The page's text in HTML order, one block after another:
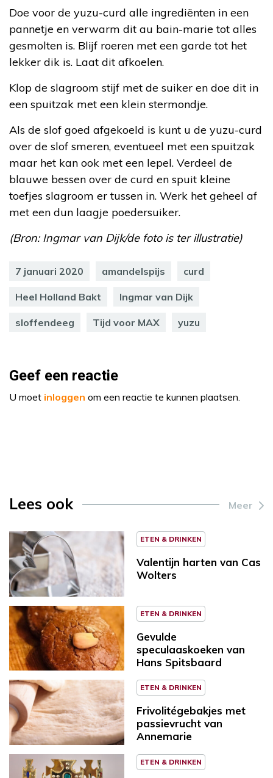
Doe voor de yuzu-curd alle ingrediënten in een
pannetje en verwarm dit au bain-marie tot alles
gesmolten is. Blijf roeren met een garde tot het
lekker dik is. Laat dit afkoelen.
Klop de slagroom stijf met de suiker en doe dit in
een spuitzak met een klein stermondje.
Als de slof goed afgekoeld is kunt u de yuzu-curd
over de slof smeren, eventueel met een spuitzak
maar het kan ook met een lepel. Verdeel de
blauwe bessen over de curd en spuit kleine
toefjes slagroom er tussen in. Werk het geheel af
met een dun laagje poedersuiker.
(Bron: Ingmar van Dijk/de foto is ter illustratie)
7 januari 2020 amandelspijs curd
Heel Holland Bakt Ingmar van Dijk
sloffendeeg Tijd voor MAX yuzu
Geef een reactie
U moet inloggen om een reactie te kunnen plaatsen.
Lees ook Meer
ETEN & DRINKEN
Valentijn harten van Cas
Wolters
ETEN & DRINKEN
Gevulde
speculaaskoeken van
Hans Spitsbaard
ETEN & DRINKEN
Frivolitégebakjes met
passievrucht van
Annemarie
ETEN & DRINKEN